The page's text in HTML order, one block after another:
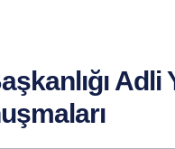
Adli